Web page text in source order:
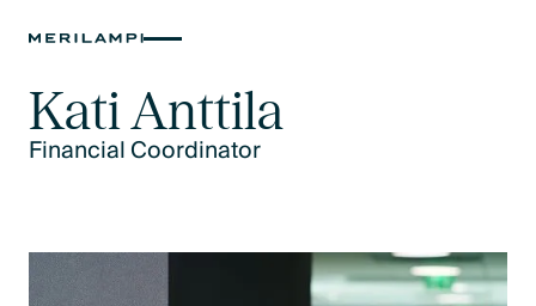
Kati Anttila
Financial Coordinator